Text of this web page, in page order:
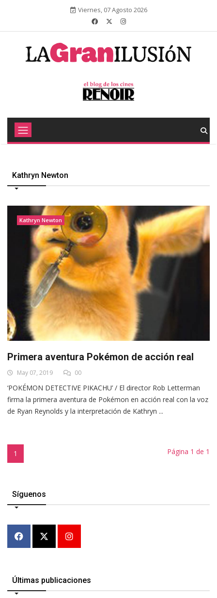
Viernes, 07 Agosto 2026
Kathryn Newton
Kathryn Newton
Primera aventura Pokémon de acción real
May 07, 2019 00
‘POKÉMON DETECTIVE PIKACHU’ / El director Rob Letterman
firma la primera aventura de Pokémon en acción real con la voz
de Ryan Reynolds y la interpretación de Kathryn ...
1 Página 1 de 1
Síguenos
Últimas publicaciones